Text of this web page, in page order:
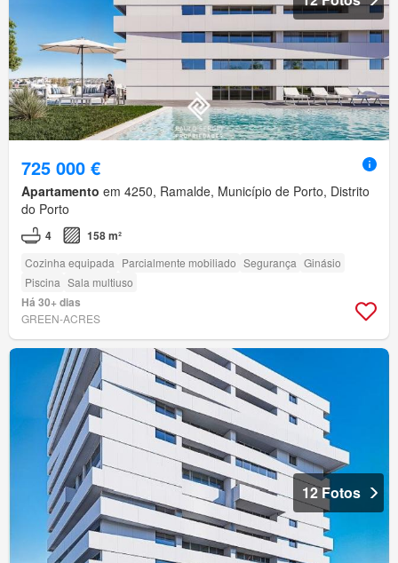
725 000 €
Apartamento em 4250, Ramalde, Município de Porto, Distrito
do Porto
4 158 m²
Cozinha equipada Parcialmente mobiliado Segurança Ginásio
Piscina Sala multiuso
Há 30+ dias
GREEN-ACRES
12 Fotos